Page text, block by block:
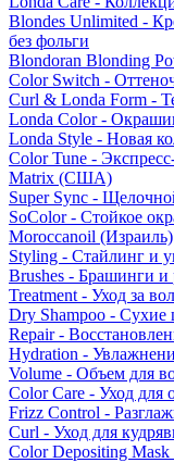
Blondes Unlimited -
без фольги
Blondoran Blonding
Color Switch -
Curl & Londa Form -
Londa Color -
Londa Style - Новая
Color Tune -
Matrix (США)
Super Sync -
SoColor - Стойкое
Moroccanoil (Израиль)
Styling - Стайлинг и
Brushes - Брашинги и
Treatment - Уход за
Dry Shampoo -
Repair -
Hydration -
Volume - Объем для
Color Care - Уход для
Frizz Control -
Curl - Уход для
Color Depositing